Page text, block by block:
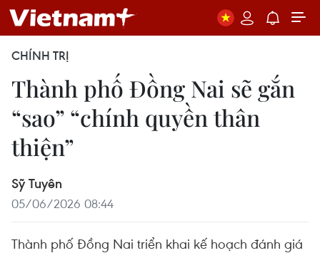
CHÍNH TRỊ
Thành phố Đồng Nai sẽ gắn
“sao” “chính quyền thân
thiện”
Sỹ Tuyên
05/06/2026 08:44
Thành phố Đồng Nai triển khai kế hoạch đánh giá